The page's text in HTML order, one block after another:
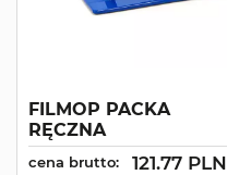
FILMOP PACKA
RĘCZNA
cena brutto: 121.77 PLN